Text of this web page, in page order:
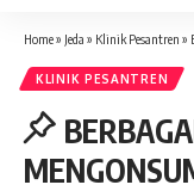
Home» Jeda » Klinik Pesantren »
KLINIK PESANTREN